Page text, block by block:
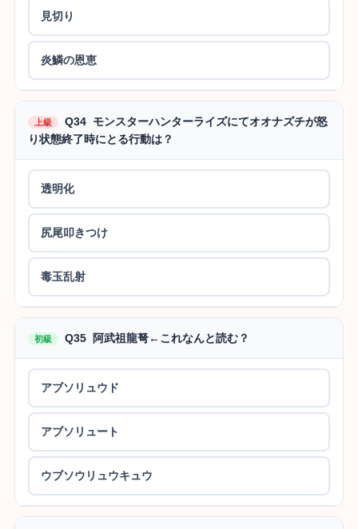
見切り
炎鱗の恩恵
上級
Q34 モンスターハンターライズにてオオナズチが怒
り状態終了時にとる行動は？
透明化
尻尾叩きつけ
毒玉乱射
初級 Q35 阿武祖龍弩←これなんと読む？
アブソリュウド
アブソリュート
ウブソウリュウキュウ